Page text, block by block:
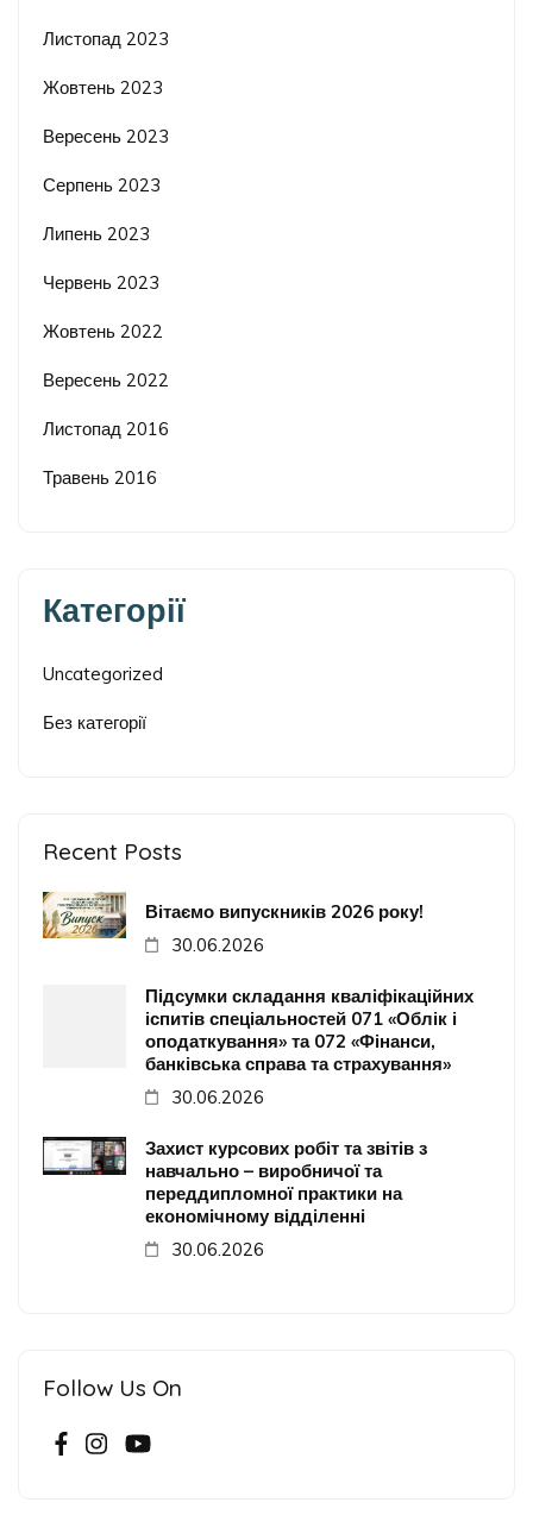
Листопад 2023
Жовтень 2023
Вересень 2023
Серпень 2023
Липень 2023
Червень 2023
Жовтень 2022
Вересень 2022
Листопад 2016
Травень 2016
Категорії
Uncategorized
Без категорії
Recent Posts
Вітаємо випускників 2026 року!
30.06.2026
Підсумки складання кваліфікаційних
іспитів спеціальностей 071 «Облік і
оподаткування» та 072 «Фінанси,
банківська справа та страхування»
30.06.2026
Захист курсових робіт та звітів з
навчально – виробничої та
переддипломної практики на
економічному відділенні
30.06.2026
Follow Us On